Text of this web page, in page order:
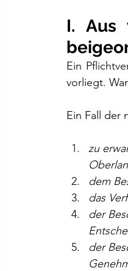
I. Aus
Ein
vorliegt.
Ein Fall der
zu
dem
das
der
der